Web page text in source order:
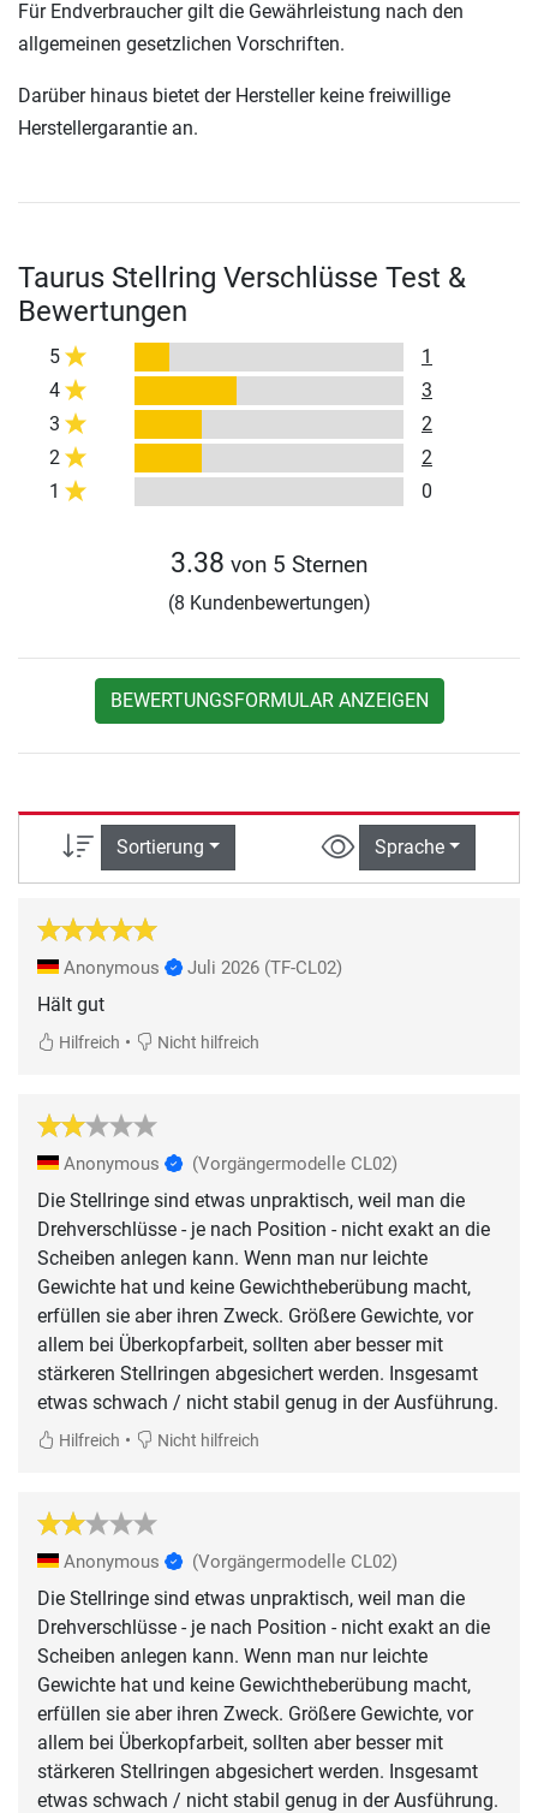
Für Endverbraucher gilt die Gewährleistung nach den
allgemeinen gesetzlichen Vorschriften.
Darüber hinaus bietet der Hersteller keine freiwillige
Herstellergarantie an.
Taurus Stellring Verschlüsse Test &
Bewertungen
5
1
4
3
3
2
2
2
1
0
3.38 von 5 Sternen
(8 Kundenbewertungen)
BEWERTUNGSFORMULAR ANZEIGEN
Sortierung Sprache
Anonymous Juli 2026 (TF-CL02)
Hält gut
Hilfreich • Nicht hilfreich
Anonymous (Vorgängermodelle CL02)
Die Stellringe sind etwas unpraktisch, weil man die
Drehverschlüsse - je nach Position - nicht exakt an die
Scheiben anlegen kann. Wenn man nur leichte
Gewichte hat und keine Gewichtheberübung macht,
erfüllen sie aber ihren Zweck. Größere Gewichte, vor
allem bei Überkopfarbeit, sollten aber besser mit
stärkeren Stellringen abgesichert werden. Insgesamt
etwas schwach / nicht stabil genug in der Ausführung.
Hilfreich • Nicht hilfreich
Anonymous (Vorgängermodelle CL02)
Die Stellringe sind etwas unpraktisch, weil man die
Drehverschlüsse - je nach Position - nicht exakt an die
Scheiben anlegen kann. Wenn man nur leichte
Gewichte hat und keine Gewichtheberübung macht,
erfüllen sie aber ihren Zweck. Größere Gewichte, vor
allem bei Überkopfarbeit, sollten aber besser mit
stärkeren Stellringen abgesichert werden. Insgesamt
etwas schwach / nicht stabil genug in der Ausführung.